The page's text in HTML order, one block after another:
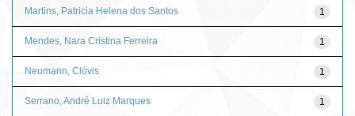
1
Martins, Patricia Helena dos Santos
1
Mendes, Nara Cristina Ferreira
1
Neumann, Clóvis
1
Serrano, André Luiz Marques